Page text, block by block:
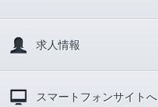
求人情報
スマートフォンサイトへ